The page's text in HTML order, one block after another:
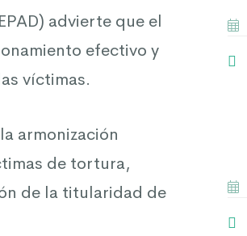
advierte que el
efectivo y
víctimas.
armonización
de tortura,
de la titularidad de